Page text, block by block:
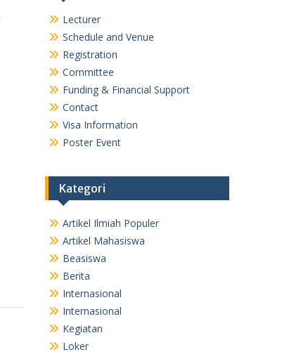
Lecturer
Schedule and Venue
Registration
Committee
Funding & Financial Support
Contact
Visa Information
Poster Event
Kategori
Artikel Ilmiah Populer
Artikel Mahasiswa
Beasiswa
Berita
Internasional
Internasional
Kegiatan
Loker